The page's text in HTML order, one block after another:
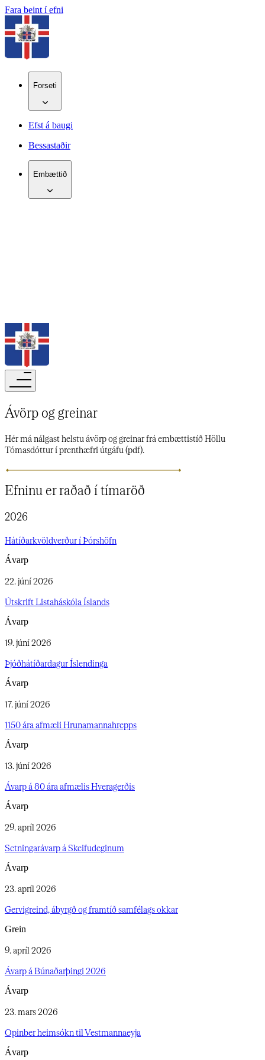
Fara beint í efni
Forseti
Efst á baugi
Bessastaðir
Embættið
Ávörp og greinar ​​​​‌ ‍ ​‍​‍‌‍ ‌ ​‍‌‍‍‌‌‍‌ ‌‍‍‌‌‍ ‍​‍​‍​ ‍‍​‍​‍‌ ​ ‌‍​‌‌‍ ‍‌‍‍‌‌ ‌​‌ ‍‌​‍ ‍‌‍‍‌‌‍ ​‍​‍​‍ ​​‍​‍‌‍‍​‌ ​‍‌‍‌‌‌‍‌‍​‍​‍​ ‍‍​‍​‍‌‍‍​‌ ‌​‌ ‌​‌ ​​‌ ​ ​‍ ​‍ ‌‍‌‍‌‍ ‌ ​‍‌ ​ ‌‍‌‌‌ ‌​‌‍‍‌​‍ ‌‌‍‍‌‌ ​ ‌‍ ​‌‍​‌‌‍ ‍‌‍‌​‌ ​ ​‍ ‍‌ ‌‍‌‍‌‌‌ ​‍‌‍​ ‌‍‌‌‌‍ ​​‍ ‍‌‍​‌‌ ​​‌ ​​​‍ ‌ ​ ‌ ‌​‌ ‌‌‌‍‌​‌‍‍‌‌‍ ​‍ ‌‍‍‌‌‍ ‍‌ ‌​‌‍‌‌‌‍ ‍‌ ‌​​‍ ‌‍‌‌‌‍‌​‌‍‍‌‌ ‌​​‍ ‌‍ ‌‌‍ ‌‍‌​‌‍‌‌​ ‌‌ ​​‌ ​‍‌‍‌‌‌ ​ ‌‍‌‌‌‍ ‍‌ ‌​‌‍​‌‌ ‌​‌‍‍‌‌‍ ‌‍ ‍​ ‍ ‌‍‍‌‌‍‌​​ ‌‌‍​‌‌‍​‍​ ‌‍​ ‌‌​ ​‌​ ‌​​ ‌‌​ ​​​‍ ‌​ ​ ​ ‌‌‌‍‌​‌‍‌‍​‍ ‌​ ‌​‌‍‌‍​ ​‍​ ‌‍​‍ ‌​ ‍​‌‍​ ‌‍​‍​ ​‍​‍ ‌‌‍​‍​ ‌ ‌‍​‍​ ‌‍‌‍​ ‌‍​‍‌‍​‍​ ‌‍‌‍​‌​ ‍​​ ‌​‌‍‌‍​ ‍ ‌ ‌​‌ ‍‌‌ ​​‌‍‌‌​ ‌‌ ​​‌‍​‌‌‍‌ ‌‍‌‌​ ‍ ‌ ​​‌‍​‌‌ ‌​‌‍‍​​ ‌‌ ​​‌‍​‌‌‍‌ ‌‍‌‌‌​​‍‌ ‌‌‌‍‍‌‌‍ ​‌‍‌​‌‍‌‌‌ ​‍​‍‌‌​ ‌‌‌​​‍‌‌ ‌‍‍ ‌‍‌‌‌ ‍‌​‍‌‌​ ​ ‌​‌​​‍‌‌​ ​ ‌​‌​​‍‌‌​ ​‍​ ​‍‌‍‌‍​ ​ ​ ‌​​ ​ ​ ‌‌​ ​ ​ ​‌​ ‍​​ ​‌‌‍​‍​ ‍​​ ‌ ​‍‌‌​ ​‍​ ​‍​‍‌‌​ ‌‌‌​‌​​‍ ‍‌ ‌​‌‍‍‌‌ ‌​‌‍ ​‌‍‌‌​ ‌‍​‍‌‍​‌‌ ​ ‌‍‌‌‌‌‌‌‌ ​‍‌‍ ​​ ‌‌‍‍​‌ ‌​‌ ‌​‌ ​​‌ ​ ​‍‌‌​ ​‍‌​‌‍​‍‌‌​ ​‍‌​‌‍‌‍‌‍‌‍ ‌ ​‍‌ ​ ‌‍‌‌‌ ‌​‌‍‍‌​‍ ‌‌‍‍‌‌ ​ ‌‍ ​‌‍​‌‌‍ ‍‌‍‌​‌ ​ ​‍ ‍‌ ‌‍‌‍‌‌‌ ​‍‌‍​ ‌‍‌‌‌‍ ​​‍ ‍‌‍​‌‌ ​​‌ ​​​‍‌‌​ ​‍‌​‌‍‌ ​ ‌ ‌​‌ ‌‌‌‍‌​‌‍‍‌‌‍ ​‍‌‍‌‍‍‌‌‍‌​​ ‌‌‍​‌‌‍​‍​ ‌‍​ ‌‌​ ​‌​ ‌​​ ‌‌​ ​​​‍ ‌​ ​ ​ ‌‌‌‍‌​‌‍‌‍​‍ ‌​ ‌​‌‍‌‍​ ​‍​ ‌‍​‍ ‌​ ‍​‌‍​ ‌‍​‍​ ​‍​‍ ‌‌‍​‍​ ‌ ‌‍​‍​ ‌‍‌‍​ ‌‍​‍‌‍​‍​ ‌‍‌‍​‌​ ‍​​ ‌​‌‍‌‍​‍‌‍‌ ‌​‌ ‍‌‌ ​​‌‍‌‌​ ‌‌ ​​‌‍​‌‌‍‌ ‌‍‌‌​‍‌‍‌ ​​‌‍​‌‌ ‌​‌‍‍​​ ‌‌ ​​‌‍​‌‌‍‌ ‌‍‌‌‌​​‍‌ ‌‌‌‍‍‌‌‍ ​‌‍‌​‌‍‌‌‌ ​‍​‍‌‌​ ‌‌‌​​‍‌‌ ‌‍‍ ‌‍‌‌‌ ‍‌​‍‌‌​ ​ ‌​‌​​‍‌‌​ ​ ‌​‌​​‍‌‌​ ​‍​ ​‍‌‍‌‍​ ​ ​ ‌​​ ​ ​ ‌‌​ ​ ​ ​‌​ ‍​​ ​‌‌‍​‍​ ‍​​ ‌ ​‍‌‌​ ​‍​ ​‍​‍‌‌​ ‌‌‌​‌​​‍ ‍‌ ‌​‌‍‍‌‌ ‌​‌‍ ​‌‍‌‌​‍‌‍‌ ​​‌‍‌‌‌ ​‍‌ ​ ‌ ​​‌‍‌‌‌‍​ ‌ ‌​‌‍‍‌‌ ‌‍‌‍‌‌​ ‌‌ ​​‌ ‌‌‌‍​‍‌‍ ​‌‍‍‌‌ ​ ‌‍‍​‌‍‌‌‌‍‌​​‍​‍‌ ‌
Hér má nálgast helstu ávörp og greinar frá embættistíð Höllu
Tómasdóttur í prenthæfri útgáfu (pdf).​​​​‌ ‍ ​‍​‍‌‍ ‌ ​‍‌‍‍‌‌‍‌ ‌‍‍‌‌‍ ‍​‍​‍​ ‍‍​‍​‍‌ ​ ‌‍​‌‌‍ ‍‌‍‍‌‌ ‌​‌ ‍‌​‍ ‍‌‍‍‌‌‍ ​‍​‍​‍ ​​‍​‍‌‍‍​‌ ​‍‌‍‌‌‌‍‌‍​‍​‍​ ‍‍​‍​‍‌‍‍​‌ ‌​‌ ‌​‌ ​​‌ ​ ​‍ ​‍ ‌‍‌‍‌‍ ‌ ​‍‌ ​ ‌‍‌‌‌ ‌​‌‍‍‌​‍ ‌‌‍‍‌‌ ​ ‌‍ ​‌‍​‌‌‍ ‍‌‍‌​‌ ​ ​‍ ‍‌ ‌‍‌‍‌‌‌ ​‍‌‍​ ‌‍‌‌‌‍ ​​‍ ‍‌‍​‌‌ ​​‌ ​​​‍ ‌ ​ ‌ ‌​‌ ‌‌‌‍‌​‌‍‍‌‌‍ ​‍ ‌‍‍‌‌‍ ‍‌ ‌​‌‍‌‌‌‍ ‍‌ ‌​​‍ ‌‍‌‌‌‍‌​‌‍‍‌‌ ‌​​‍ ‌‍ ‌‌‍ ‌‍‌​‌‍‌‌​ ‌‌ ​​‌ ​‍‌‍‌‌‌ ​ ‌‍‌‌‌‍ ‍‌ ‌​‌‍​‌‌ ‌​‌‍‍‌‌‍ ‌‍ ‍​ ‍ ‌‍‍‌‌‍‌​​ ‌‌‍​‌‌‍​‍​ ‌‍​ ‌‌​ ​‌​ ‌​​ ‌‌​ ​​​‍ ‌​ ​ ​ ‌‌‌‍‌​‌‍‌‍​‍ ‌​ ‌​‌‍‌‍​ ​‍​ ‌‍​‍ ‌​ ‍​‌‍​ ‌‍​‍​ ​‍​‍ ‌‌‍​‍​ ‌ ‌‍​‍​ ‌‍‌‍​ ‌‍​‍‌‍​‍​ ‌‍‌‍​‌​ ‍​​ ‌​‌‍‌‍​ ‍ ‌ ‌​‌ ‍‌‌ ​​‌‍‌‌​ ‌‌ ​​‌‍​‌‌‍‌ ‌‍‌‌​ ‍ ‌ ​​‌‍​‌‌ ‌​‌‍‍​​ ‌‌ ​​‌‍​‌‌‍‌ ‌‍‌‌‌​​‍‌ ‌‌‌‍‍‌‌‍ ​‌‍‌​‌‍‌‌‌ ​‍​‍‌‌​ ‌‌‌​​‍‌‌ ‌‍‍ ‌‍‌‌‌ ‍‌​‍‌‌​ ​ ‌​‌​​‍‌‌​ ​ ‌​‌​​‍‌‌​ ​‍​ ​‍‌‍‌‍​ ​ ​ ‌​​ ​ ​ ‌‌​ ​ ​ ​‌​ ‍​​ ​‌‌‍​‍​ ‍​​ ‌ ​‍‌‌​ ​‍​ ​‍​‍‌‌​ ‌‌‌​‌​​‍ ‍‌ ‌​‌‍‌‌‌ ‍​‌ ‌​​ ‌‍​‍‌‍​‌‌ ​ ‌‍‌‌‌‌‌‌‌ ​‍‌‍ ​​ ‌‌‍‍​‌ ‌​‌ ‌​‌ ​​‌ ​ ​‍‌‌​ ​‍‌​‌‍​‍‌‌​ ​‍‌​‌‍‌‍‌‍‌‍ ‌ ​‍‌ ​ ‌‍‌‌‌ ‌​‌‍‍‌​‍ ‌‌‍‍‌‌ ​ ‌‍ ​‌‍​‌‌‍ ‍‌‍‌​‌ ​ ​‍ ‍‌ ‌‍‌‍‌‌‌ ​‍‌‍​ ‌‍‌‌‌‍ ​​‍ ‍‌‍​‌‌ ​​‌ ​​​‍‌‌​ ​‍‌​‌‍‌ ​ ‌ ‌​‌ ‌‌‌‍‌​‌‍‍‌‌‍ ​‍‌‍‌‍‍‌‌‍‌​​ ‌‌‍​‌‌‍​‍​ ‌‍​ ‌‌​ ​‌​ ‌​​ ‌‌​ ​​​‍ ‌​ ​ ​ ‌‌‌‍‌​‌‍‌‍​‍ ‌​ ‌​‌‍‌‍​ ​‍​ ‌‍​‍ ‌​ ‍​‌‍​ ‌‍​‍​ ​‍​‍ ‌‌‍​‍​ ‌ ‌‍​‍​ ‌‍‌‍​ ‌‍​‍‌‍​‍​ ‌‍‌‍​‌​ ‍​​ ‌​‌‍‌‍​‍‌‍‌ ‌​‌ ‍‌‌ ​​‌‍‌‌​ ‌‌ ​​‌‍​‌‌‍‌ ‌‍‌‌​‍‌‍‌ ​​‌‍​‌‌ ‌​‌‍‍​​ ‌‌ ​​‌‍​‌‌‍‌ ‌‍‌‌‌​​‍‌ ‌‌‌‍‍‌‌‍ ​‌‍‌​‌‍‌‌‌ ​‍​‍‌‌​ ‌‌‌​​‍‌‌ ‌‍‍ ‌‍‌‌‌ ‍‌​‍‌‌​ ​ ‌​‌​​‍‌‌​ ​ ‌​‌​​‍‌‌​ ​‍​ ​‍‌‍‌‍​ ​ ​ ‌​​ ​ ​ ‌‌​ ​ ​ ​‌​ ‍​​ ​‌‌‍​‍​ ‍​​ ‌ ​‍‌‌​ ​‍​ ​‍​‍‌‌​ ‌‌‌​‌​​‍ ‍‌ ‌​‌‍‌‌‌ ‍​‌ ‌​​‍‌‍‌ ​​‌‍‌‌‌ ​‍‌ ​ ‌ ​​‌‍‌‌‌‍​ ‌ ‌​‌‍‍‌‌ ‌‍‌‍‌‌​ ‌‌ ​​‌ ‌‌‌‍​‍‌‍ ​‌‍‍‌‌ ​ ‌‍‍​‌‍‌‌‌‍‌​​‍​‍‌ ‌
Efninu er raðað í tímaröð​​​​‌ ‍ ​‍​‍‌‍ ‌ ​‍‌‍‍‌‌‍‌ ‌‍‍‌‌‍ ‍​‍​‍​ ‍‍​‍​‍‌ ​ ‌‍​‌‌‍ ‍‌‍‍‌‌ ‌​‌ ‍‌​‍ ‍‌‍‍‌‌‍ ​‍​‍​‍ ​​‍​‍‌‍‍​‌ ​‍‌‍‌‌‌‍‌‍​‍​‍​ ‍‍​‍​‍‌‍‍​‌ ‌​‌ ‌​‌ ​​‌ ​ ​‍ ​‍ ‌‍‌‍‌‍ ‌ ​‍‌ ​ ‌‍‌‌‌ ‌​‌‍‍‌​‍ ‌‌‍‍‌‌ ​ ‌‍ ​‌‍​‌‌‍ ‍‌‍‌​‌ ​ ​‍ ‍‌ ‌‍‌‍‌‌‌ ​‍‌‍​ ‌‍‌‌‌‍ ​​‍ ‍‌‍​‌‌ ​​‌ ​​​‍ ‌ ​ ‌ ‌​‌ ‌‌‌‍‌​‌‍‍‌‌‍ ​‍ ‌‍‍‌‌‍ ‍‌ ‌​‌‍‌‌‌‍ ‍‌ ‌​​‍ ‌‍‌‌‌‍‌​‌‍‍‌‌ ‌​​‍ ‌‍ ‌‌‍ ‌‍‌​‌‍‌‌​ ‌‌ ​​‌ ​‍‌‍‌‌‌ ​ ‌‍‌‌‌‍ ‍‌ ‌​‌‍​‌‌ ‌​‌‍‍‌‌‍ ‌‍ ‍​ ‍ ‌‍‍‌‌‍‌​​ ‌‌‍​‌‌‍​‍​ ‌‍​ ‌‌​ ​‌​ ‌​​ ‌‌​ ​​​‍ ‌​ ​ ​ ‌‌‌‍‌​‌‍‌‍​‍ ‌​ ‌​‌‍‌‍​ ​‍​ ‌‍​‍ ‌​ ‍​‌‍​ ‌‍​‍​ ​‍​‍ ‌‌‍​‍​ ‌ ‌‍​‍​ ‌‍‌‍​ ‌‍​‍‌‍​‍​ ‌‍‌‍​‌​ ‍​​ ‌​‌‍‌‍​ ‍ ‌ ‌​‌ ‍‌‌ ​​‌‍‌‌​ ‌‌ ​​‌‍​‌‌‍‌ ‌‍‌‌​ ‍ ‌ ​​‌‍​‌‌ ‌​‌‍‍​​ ‌‌ ​​‌‍​‌‌‍‌ ‌‍‌‌‌​​‍‌ ‌‌‌‍‍‌‌‍ ​‌‍‌​‌‍‌‌‌ ​‍​‍‌‌​ ‌‌‌​​‍‌‌ ‌‍‍ ‌‍‌‌‌ ‍‌​‍‌‌​ ​ ‌​‌​​‍‌‌​ ​ ‌​‌​​‍‌‌​ ​‍​ ​‍‌‍​‌​ ‍‌​ ​​‌‍​ ‌‍​‍​ ‌​​ ‌ ​ ‌‌​ ​‍​ ‌‍‌‍‌​​ ‌​​‍‌‌​ ​‍​ ​‍​‍‌‌​ ‌‌‌​‌​​‍ ‍‌‍‍​‌‍‌‌‌‍​‌‌‍‌​‌‍‍‌‌‍ ‍‌‍‌ ​ ‌‍​‍‌‍​‌‌ ​ ‌‍‌‌‌‌‌‌‌ ​‍‌‍ ​​ ‌‌‍‍​‌ ‌​‌ ‌​‌ ​​‌ ​ ​‍‌‌​ ​‍‌​‌‍​‍‌‌​ ​‍‌​‌‍‌‍‌‍‌‍ ‌ ​‍‌ ​ ‌‍‌‌‌ ‌​‌‍‍‌​‍ ‌‌‍‍‌‌ ​ ‌‍ ​‌‍​‌‌‍ ‍‌‍‌​‌ ​ ​‍ ‍‌ ‌‍‌‍‌‌‌ ​‍‌‍​ ‌‍‌‌‌‍ ​​‍ ‍‌‍​‌‌ ​​‌ ​​​‍‌‌​ ​‍‌​‌‍‌ ​ ‌ ‌​‌ ‌‌‌‍‌​‌‍‍‌‌‍ ​‍‌‍‌‍‍‌‌‍‌​​ ‌‌‍​‌‌‍​‍​ ‌‍​ ‌‌​ ​‌​ ‌​​ ‌‌​ ​​​‍ ‌​ ​ ​ ‌‌‌‍‌​‌‍‌‍​‍ ‌​ ‌​‌‍‌‍​ ​‍​ ‌‍​‍ ‌​ ‍​‌‍​ ‌‍​‍​ ​‍​‍ ‌‌‍​‍​ ‌ ‌‍​‍​ ‌‍‌‍​ ‌‍​‍‌‍​‍​ ‌‍‌‍​‌​ ‍​​ ‌​‌‍‌‍​‍‌‍‌ ‌​‌ ‍‌‌ ​​‌‍‌‌​ ‌‌ ​​‌‍​‌‌‍‌ ‌‍‌‌​‍‌‍‌ ​​‌‍​‌‌ ‌​‌‍‍​​ ‌‌ ​​‌‍​‌‌‍‌ ‌‍‌‌‌​​‍‌ ‌‌‌‍‍‌‌‍ ​‌‍‌​‌‍‌‌‌ ​‍​‍‌‌​ ‌‌‌​​‍‌‌ ‌‍‍ ‌‍‌‌‌ ‍‌​‍‌‌​ ​ ‌​‌​​‍‌‌​ ​ ‌​‌​​‍‌‌​ ​‍​ ​‍‌‍​‌​ ‍‌​ ​​‌‍​ ‌‍​‍​ ‌​​ ‌ ​ ‌‌​ ​‍​ ‌‍‌‍‌​​ ‌​​‍‌‌​ ​‍​ ​‍​‍‌‌​ ‌‌‌​‌​​‍ ‍‌‍‍​‌‍‌‌‌‍​‌‌‍‌​‌‍‍‌‌‍ ‍‌‍‌ ​‍‌‍‌ ​​‌‍‌‌‌ ​‍‌ ​ ‌ ​​‌‍‌‌‌‍​ ‌ ‌​‌‍‍‌‌ ‌‍‌‍‌‌​ ‌‌ ​​‌ ‌‌‌‍​‍‌‍ ​‌‍‍‌‌ ​ ‌‍‍​‌‍‌‌‌‍‌​​‍​‍‌ ‌
2026
Hátíðarkvöldverður í Þórshöfn​​​​‌ ‍ ​‍​‍‌‍ ‌ ​‍‌‍‍‌‌‍‌ ‌‍‍‌‌‍ ‍​‍​‍​ ‍‍​‍​‍‌ ​ ‌‍​‌‌‍ ‍‌‍‍‌‌ ‌​‌ ‍‌​‍ ‍‌‍‍‌‌‍ ​‍​‍​‍ ​​‍​‍‌‍‍​‌ ​‍‌‍‌‌‌‍‌‍​‍​‍​ ‍‍​‍​‍‌‍‍​‌ ‌​‌ ‌​‌ ​​‌ ​ ​‍ ​‍ ‌‍‌‍‌‍ ‌ ​‍‌ ​ ‌‍‌‌‌ ‌​‌‍‍‌​‍ ‌‌‍‍‌‌ ​ ‌‍ ​‌‍​‌‌‍ ‍‌‍‌​‌ ​ ​‍ ‍‌ ‌‍‌‍‌‌‌ ​‍‌‍​ ‌‍‌‌‌‍ ​​‍ ‍‌‍​‌‌ ​​‌ ​​​‍ ‌ ​ ‌ ‌​‌ ‌‌‌‍‌​‌‍‍‌‌‍ ​‍ ‌‍‍‌‌‍ ‍‌ ‌​‌‍‌‌‌‍ ‍‌ ‌​​‍ ‌‍‌‌‌‍‌​‌‍‍‌‌ ‌​​‍ ‌‍ ‌‌‍ ‌‍‌​‌‍‌‌​ ‌‌ ​​‌ ​‍‌‍‌‌‌ ​ ‌‍‌‌‌‍ ‍‌ ‌​‌‍​‌‌ ‌​‌‍‍‌‌‍ ‌‍ ‍​ ‍ ‌‍‍‌‌‍‌​​ ‌​ ‌​‌‍‌‍‌‍‌‌​ ‌ ‌‍‌‌​ ‌‌‌‍‌​​ ​‍​‍ ‌​ ‌​​ ​‌​ ‌‌​ ‌ ​‍ ‌​ ‌​​ ‌‌​ ​​​ ‍​​‍ ‌​ ‍​​ ​‌​ ​ ‌‍‌​​‍ ‌​ ​ ‌‍​‍‌‍‌​‌‍​‍​ ‌ ‌‍‌‍‌‍​‍​ ‌ ​ ‌‌​ ​‌‌‍​ ​ ‌ ​ ‍ ‌ ‌​‌ ‍‌‌ ​​‌‍‌‌​ ‌‌ ​ ‌ ​​‌‍‌‌‌‍‌‌‌‍​ ‌‍‍​​ ‍ ‌ ​​‌‍​‌‌ ‌​‌‍‍​​ ‌‌ ‌​‌‍‍‌‌ ‌​‌‍ ​‌‍‌‌​ ‌‍​‍‌‍​‌‌ ​ ‌‍‌‌‌‌‌‌‌ ​‍‌‍ ​​ ‌‌‍‍​‌ ‌​‌ ‌​‌ ​​‌ ​ ​‍‌‌​ ​‍‌​‌‍​‍‌‌​ ​‍‌​‌‍‌‍‌‍‌‍ ‌ ​‍‌ ​ ‌‍‌‌‌ ‌​‌‍‍‌​‍ ‌‌‍‍‌‌ ​ ‌‍ ​‌‍​‌‌‍ ‍‌‍‌​‌ ​ ​‍ ‍‌ ‌‍‌‍‌‌‌ ​‍‌‍​ ‌‍‌‌‌‍ ​​‍ ‍‌‍​‌‌ ​​‌ ​​​‍‌‌​ ​‍‌​‌‍‌ ​ ‌ ‌​‌ ‌‌‌‍‌​‌‍‍‌‌‍ ​‍‌‍‌‍‍‌‌‍‌​​ ‌​ ‌​‌‍‌‍‌‍‌‌​ ‌ ‌‍‌‌​ ‌‌‌‍‌​​ ​‍​‍ ‌​ ‌​​ ​‌​ ‌‌​ ‌ ​‍ ‌​ ‌​​ ‌‌​ ​​​ ‍​​‍ ‌​ ‍​​ ​‌​ ​ ‌‍‌​​‍ ‌​ ​ ‌‍​‍‌‍‌​‌‍​‍​ ‌ ‌‍‌‍‌‍​‍​ ‌ ​ ‌‌​ ​‌‌‍​ ​ ‌ ​‍‌‍‌ ‌​‌ ‍‌‌ ​​‌‍‌‌​ ‌‌ ​ ‌ ​​‌‍‌‌‌‍‌‌‌‍​ ‌‍‍​​‍‌‍‌ ​​‌‍​‌‌ ‌​‌‍‍​​ ‌‌ ‌​‌‍‍‌‌ ‌​‌‍ ​‌‍‌‌​‍‌‍‌ ​​‌‍‌‌‌ ​‍‌ ​ ‌ ​​‌‍‌‌‌‍​ ‌ ‌​‌‍‍‌‌ ‌‍‌‍‌‌​ ‌‌ ​​‌ ‌‌‌‍​‍‌‍ ​‌‍‍‌‌ ​ ‌‍‍​‌‍‌‌‌‍‌​​‍​‍‌ ‌
Ávarp
22. júní 2026
Útskrift Listaháskóla Íslands​​​​‌ ‍ ​‍​‍‌‍ ‌ ​‍‌‍‍‌‌‍‌ ‌‍‍‌‌‍ ‍​‍​‍​ ‍‍​‍​‍‌ ​ ‌‍​‌‌‍ ‍‌‍‍‌‌ ‌​‌ ‍‌​‍ ‍‌‍‍‌‌‍ ​‍​‍​‍ ​​‍​‍‌‍‍​‌ ​‍‌‍‌‌‌‍‌‍​‍​‍​ ‍‍​‍​‍‌‍‍​‌ ‌​‌ ‌​‌ ​​‌ ​ ​‍ ​‍ ‌‍‌‍‌‍ ‌ ​‍‌ ​ ‌‍‌‌‌ ‌​‌‍‍‌​‍ ‌‌‍‍‌‌ ​ ‌‍ ​‌‍​‌‌‍ ‍‌‍‌​‌ ​ ​‍ ‍‌ ‌‍‌‍‌‌‌ ​‍‌‍​ ‌‍‌‌‌‍ ​​‍ ‍‌‍​‌‌ ​​‌ ​​​‍ ‌ ​ ‌ ‌​‌ ‌‌‌‍‌​‌‍‍‌‌‍ ​‍ ‌‍‍‌‌‍ ‍‌ ‌​‌‍‌‌‌‍ ‍‌ ‌​​‍ ‌‍‌‌‌‍‌​‌‍‍‌‌ ‌​​‍ ‌‍ ‌‌‍ ‌‍‌​‌‍‌‌​ ‌‌ ​​‌ ​‍‌‍‌‌‌ ​ ‌‍‌‌‌‍ ‍‌ ‌​‌‍​‌‌ ‌​‌‍‍‌‌‍ ‌‍ ‍​ ‍ ‌‍‍‌‌‍‌​​ ‌​ ‍​​ ​ ‌‍‌​‌‍‌‌​ ​‌​ ​‌​ ‍‌‌‍​‌​‍ ‌​ ‍‌‌‍‌​‌‍‌‌‌‍‌‌​‍ ‌​ ‌​​ ‌ ​ ​‍​ ‌​​‍ ‌‌‍​‌​ ‌‍​ ​‍​ ‌‍​‍ ‌​ ‌‌​ ‌‌‌‍‌‌‌‍​‍‌‍‌​​ ‌‍‌‍‌‍‌‍​‍​ ‌‍​ ‌ ​ ​ ​ ​‌​ ‍ ‌ ‌​‌ ‍‌‌ ​​‌‍‌‌​ ‌‌ ​ ‌ ​​‌‍‌‌‌‍‌‌‌‍​ ‌‍‍​​ ‍ ‌ ​​‌‍​‌‌ ‌​‌‍‍​​ ‌‌ ‌​‌‍‍‌‌ ‌​‌‍ ​‌‍‌‌​ ‌‍​‍‌‍​‌‌ ​ ‌‍‌‌‌‌‌‌‌ ​‍‌‍ ​​ ‌‌‍‍​‌ ‌​‌ ‌​‌ ​​‌ ​ ​‍‌‌​ ​‍‌​‌‍​‍‌‌​ ​‍‌​‌‍‌‍‌‍‌‍ ‌ ​‍‌ ​ ‌‍‌‌‌ ‌​‌‍‍‌​‍ ‌‌‍‍‌‌ ​ ‌‍ ​‌‍​‌‌‍ ‍‌‍‌​‌ ​ ​‍ ‍‌ ‌‍‌‍‌‌‌ ​‍‌‍​ ‌‍‌‌‌‍ ​​‍ ‍‌‍​‌‌ ​​‌ ​​​‍‌‌​ ​‍‌​‌‍‌ ​ ‌ ‌​‌ ‌‌‌‍‌​‌‍‍‌‌‍ ​‍‌‍‌‍‍‌‌‍‌​​ ‌​ ‍​​ ​ ‌‍‌​‌‍‌‌​ ​‌​ ​‌​ ‍‌‌‍​‌​‍ ‌​ ‍‌‌‍‌​‌‍‌‌‌‍‌‌​‍ ‌​ ‌​​ ‌ ​ ​‍​ ‌​​‍ ‌‌‍​‌​ ‌‍​ ​‍​ ‌‍​‍ ‌​ ‌‌​ ‌‌‌‍‌‌‌‍​‍‌‍‌​​ ‌‍‌‍‌‍‌‍​‍​ ‌‍​ ‌ ​ ​ ​ ​‌​‍‌‍‌ ‌​‌ ‍‌‌ ​​‌‍‌‌​ ‌‌ ​ ‌ ​​‌‍‌‌‌‍‌‌‌‍​ ‌‍‍​​‍‌‍‌ ​​‌‍​‌‌ ‌​‌‍‍​​ ‌‌ ‌​‌‍‍‌‌ ‌​‌‍ ​‌‍‌‌​‍‌‍‌ ​​‌‍‌‌‌ ​‍‌ ​ ‌ ​​‌‍‌‌‌‍​ ‌ ‌​‌‍‍‌‌ ‌‍‌‍‌‌​ ‌‌ ​​‌ ‌‌‌‍​‍‌‍ ​‌‍‍‌‌ ​ ‌‍‍​‌‍‌‌‌‍‌​​‍​‍‌ ‌
Ávarp
19. júní 2026
Þjóðhátíðardagur Íslendinga​​​​‌ ‍ ​‍​‍‌‍ ‌ ​‍‌‍‍‌‌‍‌ ‌‍‍‌‌‍ ‍​‍​‍​ ‍‍​‍​‍‌ ​ ‌‍​‌‌‍ ‍‌‍‍‌‌ ‌​‌ ‍‌​‍ ‍‌‍‍‌‌‍ ​‍​‍​‍ ​​‍​‍‌‍‍​‌ ​‍‌‍‌‌‌‍‌‍​‍​‍​ ‍‍​‍​‍‌‍‍​‌ ‌​‌ ‌​‌ ​​‌ ​ ​‍ ​‍ ‌‍‌‍‌‍ ‌ ​‍‌ ​ ‌‍‌‌‌ ‌​‌‍‍‌​‍ ‌‌‍‍‌‌ ​ ‌‍ ​‌‍​‌‌‍ ‍‌‍‌​‌ ​ ​‍ ‍‌ ‌‍‌‍‌‌‌ ​‍‌‍​ ‌‍‌‌‌‍ ​​‍ ‍‌‍​‌‌ ​​‌ ​​​‍ ‌ ​ ‌ ‌​‌ ‌‌‌‍‌​‌‍‍‌‌‍ ​‍ ‌‍‍‌‌‍ ‍‌ ‌​‌‍‌‌‌‍ ‍‌ ‌​​‍ ‌‍‌‌‌‍‌​‌‍‍‌‌ ‌​​‍ ‌‍ ‌‌‍ ‌‍‌​‌‍‌‌​ ‌‌ ​​‌ ​‍‌‍‌‌‌ ​ ‌‍‌‌‌‍ ‍‌ ‌​‌‍​‌‌ ‌​‌‍‍‌‌‍ ‌‍ ‍​ ‍ ‌‍‍‌‌‍‌​​ ‌​ ​‍​ ​ ​ ‌‍‌‍​‍‌‍​ ​ ‍‌​ ‍​‌‍​‌​‍ ‌‌‍​‌‌‍​ ​ ‌‍‌‍​‍​‍ ‌​ ‌​‌‍​‍​ ​​‌‍‌​​‍ ‌‌‍​‍​ ​‌​ ​ ‌‍​ ​‍ ‌​ ​ ‌‍‌​‌‍‌‍​ ‍​​ ‌‍​ ​ ‌‍‌‌​ ‍​‌‍​‌‌‍​‍​ ​ ‌‍​‌​ ‍ ‌ ‌​‌ ‍‌‌ ​​‌‍‌‌​ ‌‌ ​ ‌ ​​‌‍‌‌‌‍‌‌‌‍​ ‌‍‍​​ ‍ ‌ ​​‌‍​‌‌ ‌​‌‍‍​​ ‌‌ ‌​‌‍‍‌‌ ‌​‌‍ ​‌‍‌‌​ ‌‍​‍‌‍​‌‌ ​ ‌‍‌‌‌‌‌‌‌ ​‍‌‍ ​​ ‌‌‍‍​‌ ‌​‌ ‌​‌ ​​‌ ​ ​‍‌‌​ ​‍‌​‌‍​‍‌‌​ ​‍‌​‌‍‌‍‌‍‌‍ ‌ ​‍‌ ​ ‌‍‌‌‌ ‌​‌‍‍‌​‍ ‌‌‍‍‌‌ ​ ‌‍ ​‌‍​‌‌‍ ‍‌‍‌​‌ ​ ​‍ ‍‌ ‌‍‌‍‌‌‌ ​‍‌‍​ ‌‍‌‌‌‍ ​​‍ ‍‌‍​‌‌ ​​‌ ​​​‍‌‌​ ​‍‌​‌‍‌ ​ ‌ ‌​‌ ‌‌‌‍‌​‌‍‍‌‌‍ ​‍‌‍‌‍‍‌‌‍‌​​ ‌​ ​‍​ ​ ​ ‌‍‌‍​‍‌‍​ ​ ‍‌​ ‍​‌‍​‌​‍ ‌‌‍​‌‌‍​ ​ ‌‍‌‍​‍​‍ ‌​ ‌​‌‍​‍​ ​​‌‍‌​​‍ ‌‌‍​‍​ ​‌​ ​ ‌‍​ ​‍ ‌​ ​ ‌‍‌​‌‍‌‍​ ‍​​ ‌‍​ ​ ‌‍‌‌​ ‍​‌‍​‌‌‍​‍​ ​ ‌‍​‌​‍‌‍‌ ‌​‌ ‍‌‌ ​​‌‍‌‌​ ‌‌ ​ ‌ ​​‌‍‌‌‌‍‌‌‌‍​ ‌‍‍​​‍‌‍‌ ​​‌‍​‌‌ ‌​‌‍‍​​ ‌‌ ‌​‌‍‍‌‌ ‌​‌‍ ​‌‍‌‌​‍‌‍‌ ​​‌‍‌‌‌ ​‍‌ ​ ‌ ​​‌‍‌‌‌‍​ ‌ ‌​‌‍‍‌‌ ‌‍‌‍‌‌​ ‌‌ ​​‌ ‌‌‌‍​‍‌‍ ​‌‍‍‌‌ ​ ‌‍‍​‌‍‌‌‌‍‌​​‍​‍‌ ‌
Ávarp
17. júní 2026
1150 ára afmæli Hrunamannahrepps​​​​‌ ‍ ​‍​‍‌‍ ‌ ​‍‌‍‍‌‌‍‌ ‌‍‍‌‌‍ ‍​‍​‍​ ‍‍​‍​‍‌ ​ ‌‍​‌‌‍ ‍‌‍‍‌‌ ‌​‌ ‍‌​‍ ‍‌‍‍‌‌‍ ​‍​‍​‍ ​​‍​‍‌‍‍​‌ ​‍‌‍‌‌‌‍‌‍​‍​‍​ ‍‍​‍​‍‌‍‍​‌ ‌​‌ ‌​‌ ​​‌ ​ ​‍ ​‍ ‌‍‌‍‌‍ ‌ ​‍‌ ​ ‌‍‌‌‌ ‌​‌‍‍‌​‍ ‌‌‍‍‌‌ ​ ‌‍ ​‌‍​‌‌‍ ‍‌‍‌​‌ ​ ​‍ ‍‌ ‌‍‌‍‌‌‌ ​‍‌‍​ ‌‍‌‌‌‍ ​​‍ ‍‌‍​‌‌ ​​‌ ​​​‍ ‌ ​ ‌ ‌​‌ ‌‌‌‍‌​‌‍‍‌‌‍ ​‍ ‌‍‍‌‌‍ ‍‌ ‌​‌‍‌‌‌‍ ‍‌ ‌​​‍ ‌‍‌‌‌‍‌​‌‍‍‌‌ ‌​​‍ ‌‍ ‌‌‍ ‌‍‌​‌‍‌‌​ ‌‌ ​​‌ ​‍‌‍‌‌‌ ​ ‌‍‌‌‌‍ ‍‌ ‌​‌‍​‌‌ ‌​‌‍‍‌‌‍ ‌‍ ‍​ ‍ ‌‍‍‌‌‍‌​​ ‌‌‍​‍​ ‌‍​ ​‌‌‍​ ​ ​​‌‍‌​​ ​ ‌‍‌​​‍ ‌‌‍‌‍​ ​‌​ ‌‍​ ​‌​‍ ‌​ ‌​​ ‌​‌‍​‍​ ​‍​‍ ‌‌‍​‍​ ​‍‌‍‌‍​ ‍‌​‍ ‌‌‍​‍‌‍‌​​ ​‍‌‍​ ​ ​ ​ ‌ ​ ‌​‌‍​ ‌‍‌‍​ ​‍‌‍​ ‌‍​‌​ ‍ ‌ ‌​‌ ‍‌‌ ​​‌‍‌‌​ ‌‌ ​ ‌ ​​‌‍‌‌‌‍‌‌‌‍​ ‌‍‍​​ ‍ ‌ ​​‌‍​‌‌ ‌​‌‍‍​​ ‌‌ ‌​‌‍‍‌‌ ‌​‌‍ ​‌‍‌‌​ ‌‍​‍‌‍​‌‌ ​ ‌‍‌‌‌‌‌‌‌ ​‍‌‍ ​​ ‌‌‍‍​‌ ‌​‌ ‌​‌ ​​‌ ​ ​‍‌‌​ ​‍‌​‌‍​‍‌‌​ ​‍‌​‌‍‌‍‌‍‌‍ ‌ ​‍‌ ​ ‌‍‌‌‌ ‌​‌‍‍‌​‍ ‌‌‍‍‌‌ ​ ‌‍ ​‌‍​‌‌‍ ‍‌‍‌​‌ ​ ​‍ ‍‌ ‌‍‌‍‌‌‌ ​‍‌‍​ ‌‍‌‌‌‍ ​​‍ ‍‌‍​‌‌ ​​‌ ​​​‍‌‌​ ​‍‌​‌‍‌ ​ ‌ ‌​‌ ‌‌‌‍‌​‌‍‍‌‌‍ ​‍‌‍‌‍‍‌‌‍‌​​ ‌‌‍​‍​ ‌‍​ ​‌‌‍​ ​ ​​‌‍‌​​ ​ ‌‍‌​​‍ ‌‌‍‌‍​ ​‌​ ‌‍​ ​‌​‍ ‌​ ‌​​ ‌​‌‍​‍​ ​‍​‍ ‌‌‍​‍​ ​‍‌‍‌‍​ ‍‌​‍ ‌‌‍​‍‌‍‌​​ ​‍‌‍​ ​ ​ ​ ‌ ​ ‌​‌‍​ ‌‍‌‍​ ​‍‌‍​ ‌‍​‌​‍‌‍‌ ‌​‌ ‍‌‌ ​​‌‍‌‌​ ‌‌ ​ ‌ ​​‌‍‌‌‌‍‌‌‌‍​ ‌‍‍​​‍‌‍‌ ​​‌‍​‌‌ ‌​‌‍‍​​ ‌‌ ‌​‌‍‍‌‌ ‌​‌‍ ​‌‍‌‌​‍‌‍‌ ​​‌‍‌‌‌ ​‍‌ ​ ‌ ​​‌‍‌‌‌‍​ ‌ ‌​‌‍‍‌‌ ‌‍‌‍‌‌​ ‌‌ ​​‌ ‌‌‌‍​‍‌‍ ​‌‍‍‌‌ ​ ‌‍‍​‌‍‌‌‌‍‌​​‍​‍‌ ‌
Ávarp
13. júní 2026
Ávarp á 80 ára afmælis Hveragerðis​​​​‌ ‍ ​‍​‍‌‍ ‌ ​‍‌‍‍‌‌‍‌ ‌‍‍‌‌‍ ‍​‍​‍​ ‍‍​‍​‍‌ ​ ‌‍​‌‌‍ ‍‌‍‍‌‌ ‌​‌ ‍‌​‍ ‍‌‍‍‌‌‍ ​‍​‍​‍ ​​‍​‍‌‍‍​‌ ​‍‌‍‌‌‌‍‌‍​‍​‍​ ‍‍​‍​‍‌‍‍​‌ ‌​‌ ‌​‌ ​​‌ ​ ​‍ ​‍ ‌‍‌‍‌‍ ‌ ​‍‌ ​ ‌‍‌‌‌ ‌​‌‍‍‌​‍ ‌‌‍‍‌‌ ​ ‌‍ ​‌‍​‌‌‍ ‍‌‍‌​‌ ​ ​‍ ‍‌ ‌‍‌‍‌‌‌ ​‍‌‍​ ‌‍‌‌‌‍ ​​‍ ‍‌‍​‌‌ ​​‌ ​​​‍ ‌ ​ ‌ ‌​‌ ‌‌‌‍‌​‌‍‍‌‌‍ ​‍ ‌‍‍‌‌‍ ‍‌ ‌​‌‍‌‌‌‍ ‍‌ ‌​​‍ ‌‍‌‌‌‍‌​‌‍‍‌‌ ‌​​‍ ‌‍ ‌‌‍ ‌‍‌​‌‍‌‌​ ‌‌ ​​‌ ​‍‌‍‌‌‌ ​ ‌‍‌‌‌‍ ‍‌ ‌​‌‍​‌‌ ‌​‌‍‍‌‌‍ ‌‍ ‍​ ‍ ‌‍‍‌‌‍‌​​ ‌​ ​‍​ ‍‌​ ‌‌​ ​‌​ ‍‌​ ​​‌‍‌‌​ ​‌​‍ ‌​ ​‍​ ​‍‌‍​‍‌‍​‍​‍ ‌​ ‌​​ ‌ ‌‍​‌​ ‌‌​‍ ‌​ ‍‌​ ​‌‌‍​‍​ ‌‍​‍ ‌‌‍​ ​ ​ ​ ‌‌‌‍​‍‌‍‌‍​ ‌‌‌‍​‌​ ‌​‌‍‌​​ ​‍‌‍‌‌‌‍‌‍​ ‍ ‌ ‌​‌ ‍‌‌ ​​‌‍‌‌​ ‌‌ ​ ‌ ​​‌‍‌‌‌‍‌‌‌‍​ ‌‍‍​​ ‍ ‌ ​​‌‍​‌‌ ‌​‌‍‍​​ ‌‌ ‌​‌‍‍‌‌ ‌​‌‍ ​‌‍‌‌​ ‌‍​‍‌‍​‌‌ ​ ‌‍‌‌‌‌‌‌‌ ​‍‌‍ ​​ ‌‌‍‍​‌ ‌​‌ ‌​‌ ​​‌ ​ ​‍‌‌​ ​‍‌​‌‍​‍‌‌​ ​‍‌​‌‍‌‍‌‍‌‍ ‌ ​‍‌ ​ ‌‍‌‌‌ ‌​‌‍‍‌​‍ ‌‌‍‍‌‌ ​ ‌‍ ​‌‍​‌‌‍ ‍‌‍‌​‌ ​ ​‍ ‍‌ ‌‍‌‍‌‌‌ ​‍‌‍​ ‌‍‌‌‌‍ ​​‍ ‍‌‍​‌‌ ​​‌ ​​​‍‌‌​ ​‍‌​‌‍‌ ​ ‌ ‌​‌ ‌‌‌‍‌​‌‍‍‌‌‍ ​‍‌‍‌‍‍‌‌‍‌​​ ‌​ ​‍​ ‍‌​ ‌‌​ ​‌​ ‍‌​ ​​‌‍‌‌​ ​‌​‍ ‌​ ​‍​ ​‍‌‍​‍‌‍​‍​‍ ‌​ ‌​​ ‌ ‌‍​‌​ ‌‌​‍ ‌​ ‍‌​ ​‌‌‍​‍​ ‌‍​‍ ‌‌‍​ ​ ​ ​ ‌‌‌‍​‍‌‍‌‍​ ‌‌‌‍​‌​ ‌​‌‍‌​​ ​‍‌‍‌‌‌‍‌‍​‍‌‍‌ ‌​‌ ‍‌‌ ​​‌‍‌‌​ ‌‌ ​ ‌ ​​‌‍‌‌‌‍‌‌‌‍​ ‌‍‍​​‍‌‍‌ ​​‌‍​‌‌ ‌​‌‍‍​​ ‌‌ ‌​‌‍‍‌‌ ‌​‌‍ ​‌‍‌‌​‍‌‍‌ ​​‌‍‌‌‌ ​‍‌ ​ ‌ ​​‌‍‌‌‌‍​ ‌ ‌​‌‍‍‌‌ ‌‍‌‍‌‌​ ‌‌ ​​‌ ‌‌‌‍​‍‌‍ ​‌‍‍‌‌ ​ ‌‍‍​‌‍‌‌‌‍‌​​‍​‍‌ ‌
Ávarp
29. apríl 2026
Setningarávarp á Skeifudeginum​​​​‌ ‍ ​‍​‍‌‍ ‌ ​‍‌‍‍‌‌‍‌ ‌‍‍‌‌‍ ‍​‍​‍​ ‍‍​‍​‍‌ ​ ‌‍​‌‌‍ ‍‌‍‍‌‌ ‌​‌ ‍‌​‍ ‍‌‍‍‌‌‍ ​‍​‍​‍ ​​‍​‍‌‍‍​‌ ​‍‌‍‌‌‌‍‌‍​‍​‍​ ‍‍​‍​‍‌‍‍​‌ ‌​‌ ‌​‌ ​​‌ ​ ​‍ ​‍ ‌‍‌‍‌‍ ‌ ​‍‌ ​ ‌‍‌‌‌ ‌​‌‍‍‌​‍ ‌‌‍‍‌‌ ​ ‌‍ ​‌‍​‌‌‍ ‍‌‍‌​‌ ​ ​‍ ‍‌ ‌‍‌‍‌‌‌ ​‍‌‍​ ‌‍‌‌‌‍ ​​‍ ‍‌‍​‌‌ ​​‌ ​​​‍ ‌ ​ ‌ ‌​‌ ‌‌‌‍‌​‌‍‍‌‌‍ ​‍ ‌‍‍‌‌‍ ‍‌ ‌​‌‍‌‌‌‍ ‍‌ ‌​​‍ ‌‍‌‌‌‍‌​‌‍‍‌‌ ‌​​‍ ‌‍ ‌‌‍ ‌‍‌​‌‍‌‌​ ‌‌ ​​‌ ​‍‌‍‌‌‌ ​ ‌‍‌‌‌‍ ‍‌ ‌​‌‍​‌‌ ‌​‌‍‍‌‌‍ ‌‍ ‍​ ‍ ‌‍‍‌‌‍‌​​ ‌‌‍​ ​ ​ ​ ‌‍​ ‌‌​ ​‍​ ​‌​ ‍​‌‍​‌​‍ ‌​ ‌ ​ ​‍​ ​​‌‍‌‌​‍ ‌​ ‌​​ ‌‍​ ‍​‌‍‌‍​‍ ‌‌‍​‍​ ​‌‌‍​‌​ ‌ ​‍ ‌​ ‍‌​ ‌‍​ ​​​ ​ ‌‍​‍​ ‌ ​ ​ ​ ​​​ ​​‌‍‌‌​ ‍‌​ ​ ​ ‍ ‌ ‌​‌ ‍‌‌ ​​‌‍‌‌​ ‌‌ ​ ‌ ​​‌‍‌‌‌‍‌‌‌‍​ ‌‍‍​​ ‍ ‌ ​​‌‍​‌‌ ‌​‌‍‍​​ ‌‌ ‌​‌‍‍‌‌ ‌​‌‍ ​‌‍‌‌​ ‌‍​‍‌‍​‌‌ ​ ‌‍‌‌‌‌‌‌‌ ​‍‌‍ ​​ ‌‌‍‍​‌ ‌​‌ ‌​‌ ​​‌ ​ ​‍‌‌​ ​‍‌​‌‍​‍‌‌​ ​‍‌​‌‍‌‍‌‍‌‍ ‌ ​‍‌ ​ ‌‍‌‌‌ ‌​‌‍‍‌​‍ ‌‌‍‍‌‌ ​ ‌‍ ​‌‍​‌‌‍ ‍‌‍‌​‌ ​ ​‍ ‍‌ ‌‍‌‍‌‌‌ ​‍‌‍​ ‌‍‌‌‌‍ ​​‍ ‍‌‍​‌‌ ​​‌ ​​​‍‌‌​ ​‍‌​‌‍‌ ​ ‌ ‌​‌ ‌‌‌‍‌​‌‍‍‌‌‍ ​‍‌‍‌‍‍‌‌‍‌​​ ‌‌‍​ ​ ​ ​ ‌‍​ ‌‌​ ​‍​ ​‌​ ‍​‌‍​‌​‍ ‌​ ‌ ​ ​‍​ ​​‌‍‌‌​‍ ‌​ ‌​​ ‌‍​ ‍​‌‍‌‍​‍ ‌‌‍​‍​ ​‌‌‍​‌​ ‌ ​‍ ‌​ ‍‌​ ‌‍​ ​​​ ​ ‌‍​‍​ ‌ ​ ​ ​ ​​​ ​​‌‍‌‌​ ‍‌​ ​ ​‍‌‍‌ ‌​‌ ‍‌‌ ​​‌‍‌‌​ ‌‌ ​ ‌ ​​‌‍‌‌‌‍‌‌‌‍​ ‌‍‍​​‍‌‍‌ ​​‌‍​‌‌ ‌​‌‍‍​​ ‌‌ ‌​‌‍‍‌‌ ‌​‌‍ ​‌‍‌‌​‍‌‍‌ ​​‌‍‌‌‌ ​‍‌ ​ ‌ ​​‌‍‌‌‌‍​ ‌ ‌​‌‍‍‌‌ ‌‍‌‍‌‌​ ‌‌ ​​‌ ‌‌‌‍​‍‌‍ ​‌‍‍‌‌ ​ ‌‍‍​‌‍‌‌‌‍‌​​‍​‍‌ ‌
Ávarp
23. apríl 2026
Gervi­greind, á­byrgð og fram­tíð sam­fé­lags okkar​​​​‌ ‍ ​‍​‍‌‍ ‌ ​‍‌‍‍‌‌‍‌ ‌‍‍‌‌‍ ‍​‍​‍​ ‍‍​‍​‍‌ ​ ‌‍​‌‌‍ ‍‌‍‍‌‌ ‌​‌ ‍‌​‍ ‍‌‍‍‌‌‍ ​‍​‍​‍ ​​‍​‍‌‍‍​‌ ​‍‌‍‌‌‌‍‌‍​‍​‍​ ‍‍​‍​‍‌‍‍​‌ ‌​‌ ‌​‌ ​​‌ ​ ​‍ ​‍ ‌‍‌‍‌‍ ‌ ​‍‌ ​ ‌‍‌‌‌ ‌​‌‍‍‌​‍ ‌‌‍‍‌‌ ​ ‌‍ ​‌‍​‌‌‍ ‍‌‍‌​‌ ​ ​‍ ‍‌ ‌‍‌‍‌‌‌ ​‍‌‍​ ‌‍‌‌‌‍ ​​‍ ‍‌‍​‌‌ ​​‌ ​​​‍ ‌ ​ ‌ ‌​‌ ‌‌‌‍‌​‌‍‍‌‌‍ ​‍ ‌‍‍‌‌‍ ‍‌ ‌​‌‍‌‌‌‍ ‍‌ ‌​​‍ ‌‍‌‌‌‍‌​‌‍‍‌‌ ‌​​‍ ‌‍ ‌‌‍ ‌‍‌​‌‍‌‌​ ‌‌ ​​‌ ​‍‌‍‌‌‌ ​ ‌‍‌‌‌‍ ‍‌ ‌​‌‍​‌‌ ‌​‌‍‍‌‌‍ ‌‍ ‍​ ‍ ‌‍‍‌‌‍‌​​ ‌​ ‌​​ ‍‌‌‍‌‍​ ‌‍‌‍​ ​ ​​​ ​ ​ ‌ ​‍ ‌​ ​ ​ ​‍​ ‌‌​ ​​​‍ ‌​ ‌​​ ‍‌​ ‌‍​ ‍‌​‍ ‌‌‍​‌​ ‌ ​ ‍‌​ ​ ​‍ ‌​ ‍​​ ‌​​ ‍​​ ‌‌‌‍​‍​ ‌ ​ ‌​​ ​‌​ ‍‌​ ‍‌‌‍‌‌​ ‌‌​ ‍ ‌ ‌​‌ ‍‌‌ ​​‌‍‌‌​ ‌‌ ​ ‌ ​​‌‍‌‌‌‍‌‌‌‍​ ‌‍‍​​ ‍ ‌ ​​‌‍​‌‌ ‌​‌‍‍​​ ‌‌ ‌​‌‍‍‌‌ ‌​‌‍ ​‌‍‌‌​ ‌‍​‍‌‍​‌‌ ​ ‌‍‌‌‌‌‌‌‌ ​‍‌‍ ​​ ‌‌‍‍​‌ ‌​‌ ‌​‌ ​​‌ ​ ​‍‌‌​ ​‍‌​‌‍​‍‌‌​ ​‍‌​‌‍‌‍‌‍‌‍ ‌ ​‍‌ ​ ‌‍‌‌‌ ‌​‌‍‍‌​‍ ‌‌‍‍‌‌ ​ ‌‍ ​‌‍​‌‌‍ ‍‌‍‌​‌ ​ ​‍ ‍‌ ‌‍‌‍‌‌‌ ​‍‌‍​ ‌‍‌‌‌‍ ​​‍ ‍‌‍​‌‌ ​​‌ ​​​‍‌‌​ ​‍‌​‌‍‌ ​ ‌ ‌​‌ ‌‌‌‍‌​‌‍‍‌‌‍ ​‍‌‍‌‍‍‌‌‍‌​​ ‌​ ‌​​ ‍‌‌‍‌‍​ ‌‍‌‍​ ​ ​​​ ​ ​ ‌ ​‍ ‌​ ​ ​ ​‍​ ‌‌​ ​​​‍ ‌​ ‌​​ ‍‌​ ‌‍​ ‍‌​‍ ‌‌‍​‌​ ‌ ​ ‍‌​ ​ ​‍ ‌​ ‍​​ ‌​​ ‍​​ ‌‌‌‍​‍​ ‌ ​ ‌​​ ​‌​ ‍‌​ ‍‌‌‍‌‌​ ‌‌​‍‌‍‌ ‌​‌ ‍‌‌ ​​‌‍‌‌​ ‌‌ ​ ‌ ​​‌‍‌‌‌‍‌‌‌‍​ ‌‍‍​​‍‌‍‌ ​​‌‍​‌‌ ‌​‌‍‍​​ ‌‌ ‌​‌‍‍‌‌ ‌​‌‍ ​‌‍‌‌​‍‌‍‌ ​​‌‍‌‌‌ ​‍‌ ​ ‌ ​​‌‍‌‌‌‍​ ‌ ‌​‌‍‍‌‌ ‌‍‌‍‌‌​ ‌‌ ​​‌ ‌‌‌‍​‍‌‍ ​‌‍‍‌‌ ​ ‌‍‍​‌‍‌‌‌‍‌​​‍​‍‌ ‌
Grein
9. apríl 2026
Ávarp á Búnaðarþingi 2026​​​​‌ ‍ ​‍​‍‌‍ ‌ ​‍‌‍‍‌‌‍‌ ‌‍‍‌‌‍ ‍​‍​‍​ ‍‍​‍​‍‌ ​ ‌‍​‌‌‍ ‍‌‍‍‌‌ ‌​‌ ‍‌​‍ ‍‌‍‍‌‌‍ ​‍​‍​‍ ​​‍​‍‌‍‍​‌ ​‍‌‍‌‌‌‍‌‍​‍​‍​ ‍‍​‍​‍‌‍‍​‌ ‌​‌ ‌​‌ ​​‌ ​ ​‍ ​‍ ‌‍‌‍‌‍ ‌ ​‍‌ ​ ‌‍‌‌‌ ‌​‌‍‍‌​‍ ‌‌‍‍‌‌ ​ ‌‍ ​‌‍​‌‌‍ ‍‌‍‌​‌ ​ ​‍ ‍‌ ‌‍‌‍‌‌‌ ​‍‌‍​ ‌‍‌‌‌‍ ​​‍ ‍‌‍​‌‌ ​​‌ ​​​‍ ‌ ​ ‌ ‌​‌ ‌‌‌‍‌​‌‍‍‌‌‍ ​‍ ‌‍‍‌‌‍ ‍‌ ‌​‌‍‌‌‌‍ ‍‌ ‌​​‍ ‌‍‌‌‌‍‌​‌‍‍‌‌ ‌​​‍ ‌‍ ‌‌‍ ‌‍‌​‌‍‌‌​ ‌‌ ​​‌ ​‍‌‍‌‌‌ ​ ‌‍‌‌‌‍ ‍‌ ‌​‌‍​‌‌ ‌​‌‍‍‌‌‍ ‌‍ ‍​ ‍ ‌‍‍‌‌‍‌​​ ‌‌‍​‍​ ‌​​ ​‍​ ‍‌‌‍‌​‌‍​‌‌‍​‍​ ​ ​‍ ‌‌‍​‌​ ​​​ ‌‌​ ‌ ​‍ ‌​ ‌​‌‍​ ​ ​‌‌‍‌‌​‍ ‌‌‍​‌​ ​ ​ ‌​​ ‌‍​‍ ‌​ ​ ​ ‍‌‌‍‌‌‌‍‌‍​ ‍​​ ‌ ​ ​‌​ ​​​ ‌ ​ ​‍​ ​​‌‍​ ​ ‍ ‌ ‌​‌ ‍‌‌ ​​‌‍‌‌​ ‌‌ ​ ‌ ​​‌‍‌‌‌‍‌‌‌‍​ ‌‍‍​​ ‍ ‌ ​​‌‍​‌‌ ‌​‌‍‍​​ ‌‌ ‌​‌‍‍‌‌ ‌​‌‍ ​‌‍‌‌​ ‌‍​‍‌‍​‌‌ ​ ‌‍‌‌‌‌‌‌‌ ​‍‌‍ ​​ ‌‌‍‍​‌ ‌​‌ ‌​‌ ​​‌ ​ ​‍‌‌​ ​‍‌​‌‍​‍‌‌​ ​‍‌​‌‍‌‍‌‍‌‍ ‌ ​‍‌ ​ ‌‍‌‌‌ ‌​‌‍‍‌​‍ ‌‌‍‍‌‌ ​ ‌‍ ​‌‍​‌‌‍ ‍‌‍‌​‌ ​ ​‍ ‍‌ ‌‍‌‍‌‌‌ ​‍‌‍​ ‌‍‌‌‌‍ ​​‍ ‍‌‍​‌‌ ​​‌ ​​​‍‌‌​ ​‍‌​‌‍‌ ​ ‌ ‌​‌ ‌‌‌‍‌​‌‍‍‌‌‍ ​‍‌‍‌‍‍‌‌‍‌​​ ‌‌‍​‍​ ‌​​ ​‍​ ‍‌‌‍‌​‌‍​‌‌‍​‍​ ​ ​‍ ‌‌‍​‌​ ​​​ ‌‌​ ‌ ​‍ ‌​ ‌​‌‍​ ​ ​‌‌‍‌‌​‍ ‌‌‍​‌​ ​ ​ ‌​​ ‌‍​‍ ‌​ ​ ​ ‍‌‌‍‌‌‌‍‌‍​ ‍​​ ‌ ​ ​‌​ ​​​ ‌ ​ ​‍​ ​​‌‍​ ​‍‌‍‌ ‌​‌ ‍‌‌ ​​‌‍‌‌​ ‌‌ ​ ‌ ​​‌‍‌‌‌‍‌‌‌‍​ ‌‍‍​​‍‌‍‌ ​​‌‍​‌‌ ‌​‌‍‍​​ ‌‌ ‌​‌‍‍‌‌ ‌​‌‍ ​‌‍‌‌​‍‌‍‌ ​​‌‍‌‌‌ ​‍‌ ​ ‌ ​​‌‍‌‌‌‍​ ‌ ‌​‌‍‍‌‌ ‌‍‌‍‌‌​ ‌‌ ​​‌ ‌‌‌‍​‍‌‍ ​‌‍‍‌‌ ​ ‌‍‍​‌‍‌‌‌‍‌​​‍​‍‌ ‌
Ávarp
23. mars 2026
Opinber heimsókn til Vestmannaeyja​​​​‌ ‍ ​‍​‍‌‍ ‌ ​‍‌‍‍‌‌‍‌ ‌‍‍‌‌‍ ‍​‍​‍​ ‍‍​‍​‍‌ ​ ‌‍​‌‌‍ ‍‌‍‍‌‌ ‌​‌ ‍‌​‍ ‍‌‍‍‌‌‍ ​‍​‍​‍ ​​‍​‍‌‍‍​‌ ​‍‌‍‌‌‌‍‌‍​‍​‍​ ‍‍​‍​‍‌‍‍​‌ ‌​‌ ‌​‌ ​​‌ ​ ​‍ ​‍ ‌‍‌‍‌‍ ‌ ​‍‌ ​ ‌‍‌‌‌ ‌​‌‍‍‌​‍ ‌‌‍‍‌‌ ​ ‌‍ ​‌‍​‌‌‍ ‍‌‍‌​‌ ​ ​‍ ‍‌ ‌‍‌‍‌‌‌ ​‍‌‍​ ‌‍‌‌‌‍ ​​‍ ‍‌‍​‌‌ ​​‌ ​​​‍ ‌ ​ ‌ ‌​‌ ‌‌‌‍‌​‌‍‍‌‌‍ ​‍ ‌‍‍‌‌‍ ‍‌ ‌​‌‍‌‌‌‍ ‍‌ ‌​​‍ ‌‍‌‌‌‍‌​‌‍‍‌‌ ‌​​‍ ‌‍ ‌‌‍ ‌‍‌​‌‍‌‌​ ‌‌ ​​‌ ​‍‌‍‌‌‌ ​ ‌‍‌‌‌‍ ‍‌ ‌​‌‍​‌‌ ‌​‌‍‍‌‌‍ ‌‍ ‍​ ‍ ‌‍‍‌‌‍‌​​ ‌​ ‌‍​ ‌​‌‍‌‍‌‍​‍​ ​ ‌‍‌‍​ ​‍​ ​ ​‍ ‌‌‍​‌​ ​​‌‍‌‌​ ‌‍​‍ ‌​ ‌​‌‍​ ​ ‌​​ ​‍​‍ ‌​ ‍‌​ ​‍​ ‌‌​ ​‍​‍ ‌‌‍​ ‌‍‌‌​ ‌ ​ ‌‌​ ‍​​ ‌​​ ‍​‌‍​‍​ ‍‌​ ‌‌​ ‌ ‌‍‌​​ ‍ ‌ ‌​‌ ‍‌‌ ​​‌‍‌‌​ ‌‌ ​ ‌ ​​‌‍‌‌‌‍‌‌‌‍​ ‌‍‍​​ ‍ ‌ ​​‌‍​‌‌ ‌​‌‍‍​​ ‌‌ ‌​‌‍‍‌‌ ‌​‌‍ ​‌‍‌‌​ ‌‍​‍‌‍​‌‌ ​ ‌‍‌‌‌‌‌‌‌ ​‍‌‍ ​​ ‌‌‍‍​‌ ‌​‌ ‌​‌ ​​‌ ​ ​‍‌‌​ ​‍‌​‌‍​‍‌‌​ ​‍‌​‌‍‌‍‌‍‌‍ ‌ ​‍‌ ​ ‌‍‌‌‌ ‌​‌‍‍‌​‍ ‌‌‍‍‌‌ ​ ‌‍ ​‌‍​‌‌‍ ‍‌‍‌​‌ ​ ​‍ ‍‌ ‌‍‌‍‌‌‌ ​‍‌‍​ ‌‍‌‌‌‍ ​​‍ ‍‌‍​‌‌ ​​‌ ​​​‍‌‌​ ​‍‌​‌‍‌ ​ ‌ ‌​‌ ‌‌‌‍‌​‌‍‍‌‌‍ ​‍‌‍‌‍‍‌‌‍‌​​ ‌​ ‌‍​ ‌​‌‍‌‍‌‍​‍​ ​ ‌‍‌‍​ ​‍​ ​ ​‍ ‌‌‍​‌​ ​​‌‍‌‌​ ‌‍​‍ ‌​ ‌​‌‍​ ​ ‌​​ ​‍​‍ ‌​ ‍‌​ ​‍​ ‌‌​ ​‍​‍ ‌‌‍​ ‌‍‌‌​ ‌ ​ ‌‌​ ‍​​ ‌​​ ‍​‌‍​‍​ ‍‌​ ‌‌​ ‌ ‌‍‌​​‍‌‍‌ ‌​‌ ‍‌‌ ​​‌‍‌‌​ ‌‌ ​ ‌ ​​‌‍‌‌‌‍‌‌‌‍​ ‌‍‍​​‍‌‍‌ ​​‌‍​‌‌ ‌​‌‍‍​​ ‌‌ ‌​‌‍‍‌‌ ‌​‌‍ ​‌‍‌‌​‍‌‍‌ ​​‌‍‌‌‌ ​‍‌ ​ ‌ ​​‌‍‌‌‌‍​ ‌ ‌​‌‍‍‌‌ ‌‍‌‍‌‌​ ‌‌ ​​‌ ‌‌‌‍​‍‌‍ ​‌‍‍‌‌ ​ ‌‍‍​‌‍‌‌‌‍‌​​‍​‍‌ ‌
Ávarp